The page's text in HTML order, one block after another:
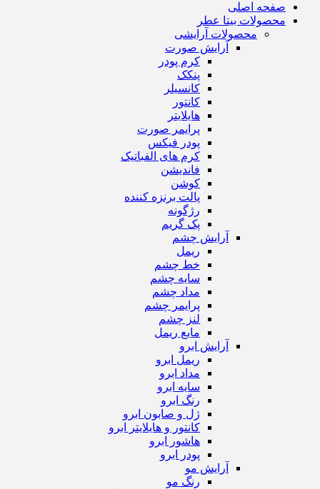
صفحه اصلی
محصولات بیتا عطر
محصولات آرایشی
آرایش صورت
کرم پودر
پنکک
کانسیلر
کانتور
هایلایتر
پرایمر صورت
پودر فیکس
کرم های الفباتیک
فاندیشن
کوشن
پالت برنزه کننده
رژگونه
پک گریم
آرایش چشم
ریمل
خط چشم
سایه چشم
مداد چشم
پرایمر چشم
لنز چشم
مایع ریمل
آرایش ابرو
ریمل ابرو
مداد ابرو
سایه ابرو
رنگ ابرو
ژل و صابون ابرو
کانتور و هایلایتر ابرو
هاشور ابرو
پودر ابرو
آرایش مو
رنگ مو